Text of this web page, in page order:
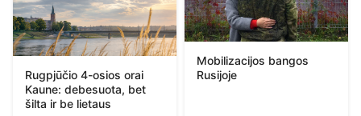
Rugpjūčio 4-osios orai
Kaune: debesuota, bet
šilta ir be lietaus
Mobilizacijos bangos
Rusijoje